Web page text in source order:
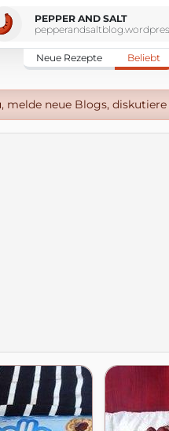
PEPPER AND SALT
Neue Rezepte Beliebt
melde neue Blogs,